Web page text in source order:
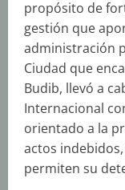
propósito de
gestión que
administración
Ciudad que
Budib, llevó a
Internacional
orientado a la
actos
permiten su